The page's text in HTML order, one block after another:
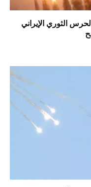
الثوري الإيراني